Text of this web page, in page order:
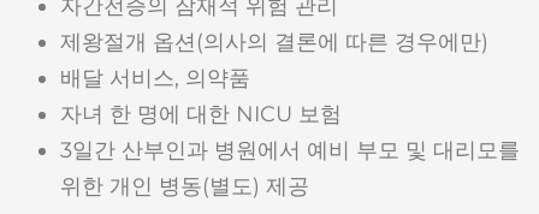
자간전증의 잠재적 위험 관리
제왕절개 옵션(의사의 결론에 따른 경우에만)
배달 서비스, 의약품
자녀 한 명에 대한 NICU 보험
3일간 산부인과 병원에서 예비 부모 및 대리모를
위한 개인 병동(별도) 제공